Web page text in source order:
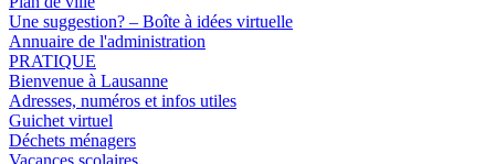
Une suggestion? – Boîte à idées virtuelle
Annuaire de l'administration
PRATIQUE
Bienvenue à Lausanne
Adresses, numéros et infos utiles
Guichet virtuel
Déchets ménagers